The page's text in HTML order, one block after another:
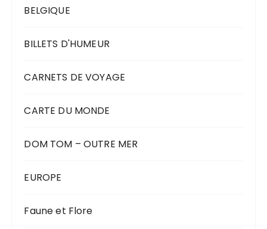
BELGIQUE
BILLETS D'HUMEUR
CARNETS DE VOYAGE
CARTE DU MONDE
DOM TOM – OUTRE MER
EUROPE
Faune et Flore